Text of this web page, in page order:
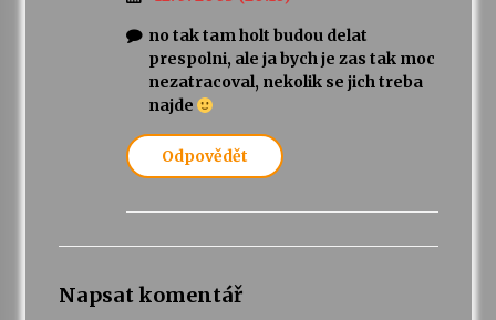
no tak tam holt budou delat
prespolni, ale ja bych je zas tak moc
nezatracoval, nekolik se jich treba
najde
Odpovědět
Napsat komentář